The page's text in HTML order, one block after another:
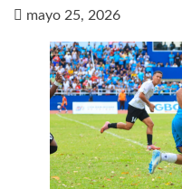
mayo 25, 2026